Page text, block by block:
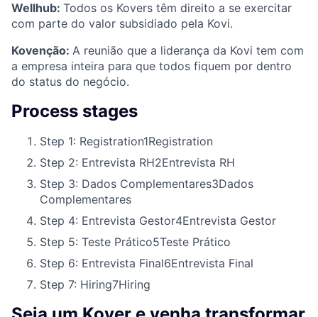
Wellhub: Todos os Kovers têm direito a se exercitar
com parte do valor subsidiado pela Kovi.
Kovenção: A reunião que a liderança da Kovi tem com
a empresa inteira para que todos fiquem por dentro
do status do negócio.
Process stages
Step 1: Registration1Registration
Step 2: Entrevista RH2Entrevista RH
Step 3: Dados Complementares3Dados
Complementares
Step 4: Entrevista Gestor4Entrevista Gestor
Step 5: Teste Prático5Teste Prático
Step 6: Entrevista Final6Entrevista Final
Step 7: Hiring7Hiring